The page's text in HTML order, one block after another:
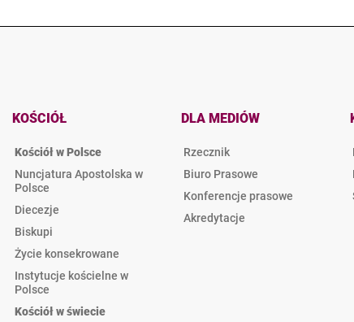
KOŚCIÓŁ
Kościół w Polsce
Nuncjatura Apostolska w
Polsce
Diecezje
Biskupi
Życie konsekrowane
Instytucje kościelne w
Polsce
Kościół w świecie
DLA MEDIÓW
Rzecznik
Biuro Prasowe
Konferencje prasowe
Akredytacje